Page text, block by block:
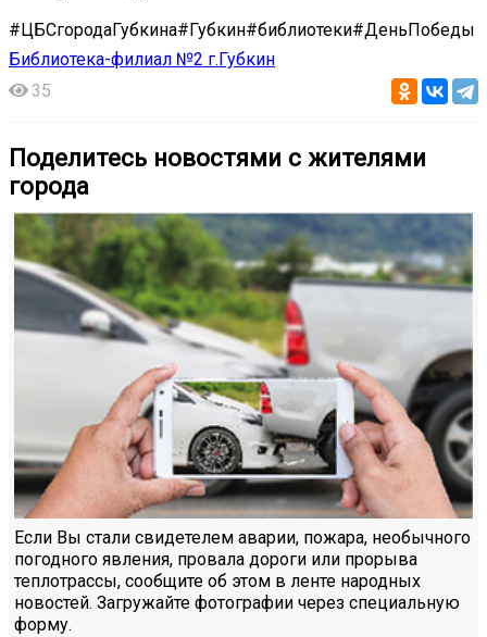
#ЦБСгородаГубкина#Губкин#библиотеки#ДеньПобеды
Библиотека-филиал №2 г.Губкин
35
Поделитесь новостями с жителями
города
Если Вы стали свидетелем аварии, пожара, необычного
погодного явления, провала дороги или прорыва
теплотрассы, сообщите об этом в ленте народных
новостей. Загружайте фотографии через специальную
форму.